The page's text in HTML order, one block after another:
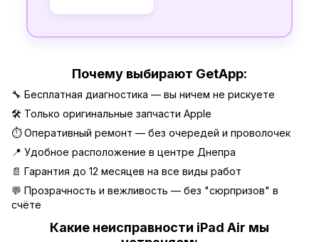
Почему выбирают GetApp:
🔧 Бесплатная диагностика — вы ничем не рискуете
🛠 Только оригинальные запчасти Apple
⏱ Оперативный ремонт — без очередей и проволочек
📍 Удобное расположение в центре Днепра
📄 Гарантия до 12 месяцев на все виды работ
💬 Прозрачность и вежливость — без "сюрпризов" в
счёте
Какие неисправности iPad Air мы